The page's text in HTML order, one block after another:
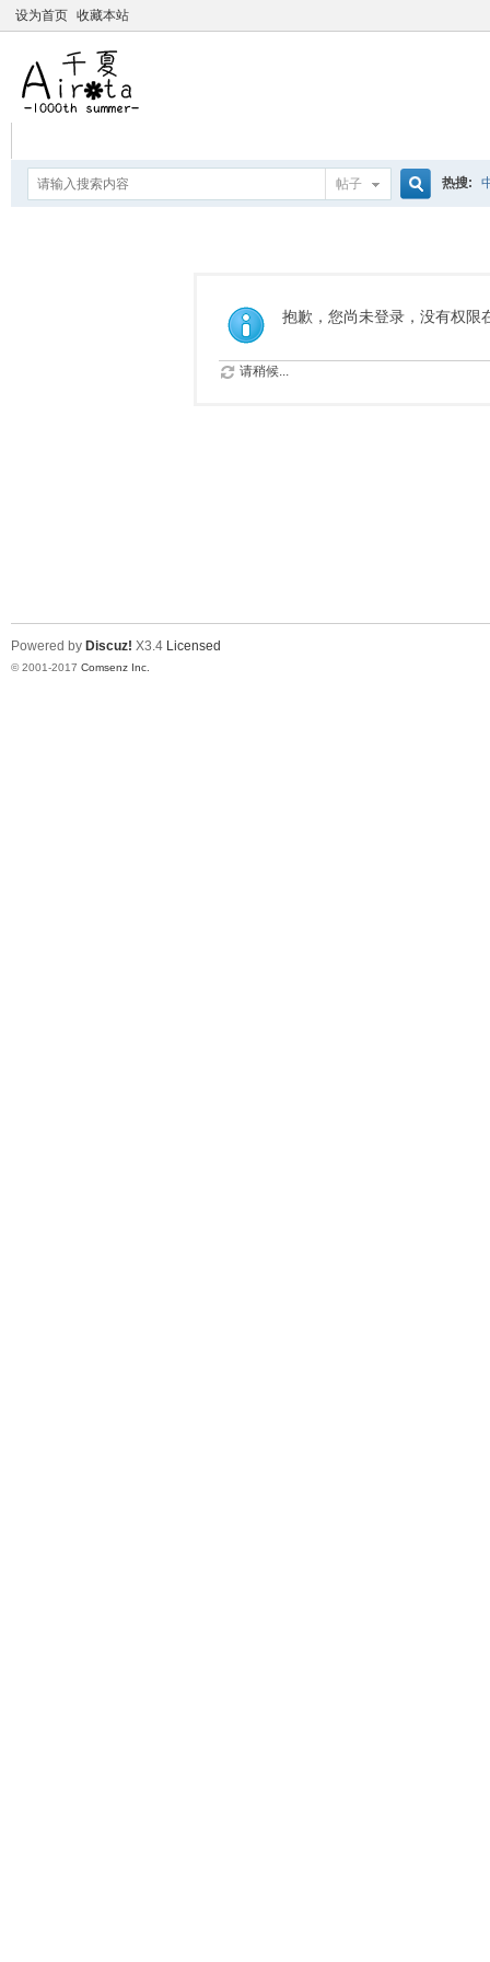
设为首页 收藏本站
帖子
索
热搜:
抱歉，您尚未登录，没有权限
请稍候...
Powered by Discuz! X3.4 Licensed
© 2001-2017 Comsenz Inc.